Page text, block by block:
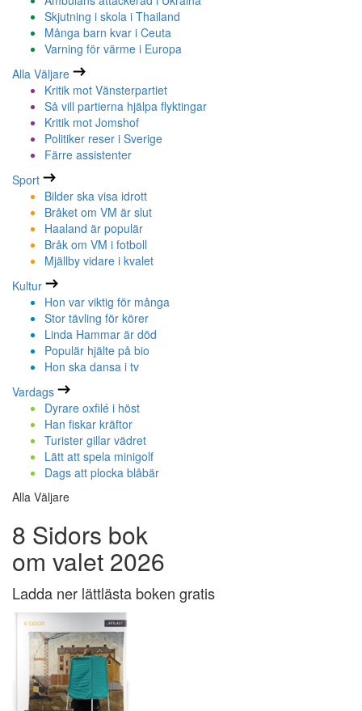
Skjutning i skola i Thailand
Många barn kvar i Ceuta
Varning för värme i Europa
Alla Väljare
Kritik mot Vänsterpartiet
Så vill partierna hjälpa flyktingar
Kritik mot Jomshof
Politiker reser i Sverige
Färre assistenter
Sport
Bilder ska visa idrott
Bråket om VM är slut
Haaland är populär
Bråk om VM i fotboll
Mjällby vidare i kvalet
Kultur
Hon var viktig för många
Stor tävling för körer
Linda Hammar är död
Populär hjälte på bio
Hon ska dansa i tv
Vardags
Dyrare oxfilé i höst
Han fiskar kräftor
Turister gillar vädret
Lätt att spela minigolf
Dags att plocka blåbär
Alla Väljare
8 Sidors bok
om valet 2026
Ladda ner lättlästa boken gratis